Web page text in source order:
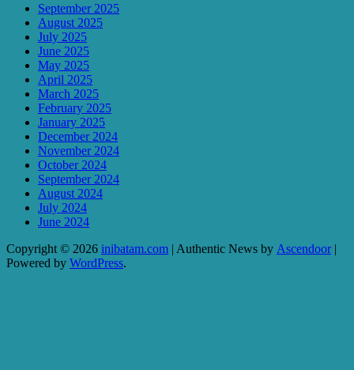
September 2025
August 2025
July 2025
June 2025
May 2025
April 2025
March 2025
February 2025
January 2025
December 2024
November 2024
October 2024
September 2024
August 2024
July 2024
June 2024
Copyright © 2026 inibatam.com | Authentic News by Ascendoor|
Powered by WordPress.